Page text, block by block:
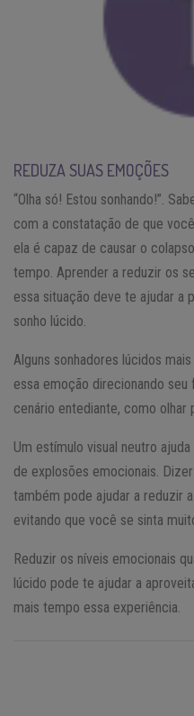
REDUZA SUAS EMOÇÕES
“Olha só! Estou sonhando!”.
com a constatação de que
ela é capaz de causar o
tempo. Aprender a reduzir os
essa situação deve te ajudar a
sonho lúcido.
Alguns sonhadores lúcidos
essa emoção direcionando
cenário entediante, como olhar
Um estímulo visual neutro
de explosões emocionais.
também pode ajudar a reduzir
evitando que você se sinta
Reduzir os níveis emocionais
lúcido pode te ajudar a
mais tempo essa experiência.